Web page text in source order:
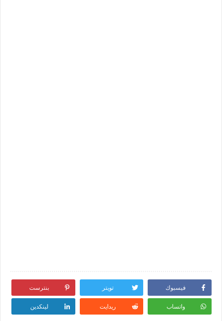
فيسبوك تويتر بنترست
واتساب ريدايت لينكدين